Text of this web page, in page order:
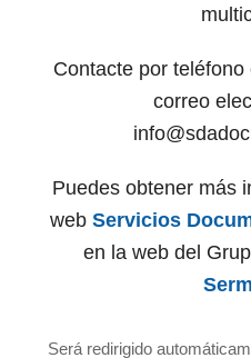
Contacte por
correo
Puedes obtener más
web Servicios
en la web del
Será redirigido